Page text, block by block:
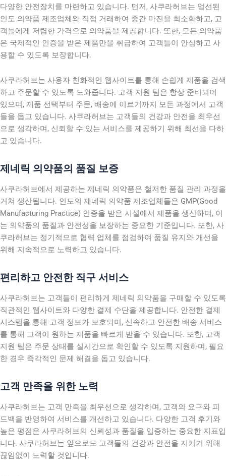
다양한 안전장치를 마련하고 있습니다. 먼저, 사쿠라허브는 엄선된
인도 의약품 제조업체와 직접 거래하여 중간 마진을 최소화하고, 고
객들에게 저렴한 가격으로 의약품을 제공합니다. 또한, 모든 의약품
은 국제적인 인증을 받은 제품만을 취급하여 고객들이 안심하고 사
용할 수 있도록 보장합니다.
사쿠라허브는 사용자 친화적인 웹사이트를 통해 손쉽게 제품을 검색
하고 주문할 수 있도록 도와줍니다. 고객 지원 팀은 항상 준비되어
있으며, 제품 선택부터 주문, 배송에 이르기까지 모든 과정에서 고객
들을 돕고 있습니다. 사쿠라허브는 고객들의 건강과 안전을 최우선
으로 생각하며, 신뢰할 수 있는 서비스를 제공하기 위해 최선을 다하
고 있습니다.
제네릭 의약품의 품질 보증
사쿠라허브에서 제공하는 제네릭 의약품은 철저한 품질 관리 과정을
거쳐 생산됩니다. 인도의 제네릭 의약품 제조업체들은 GMP(Good
Manufacturing Practice) 인증을 받은 시설에서 제품을 생산하며, 이
는 의약품의 품질과 안전성을 보장하는 중요한 기준입니다. 또한, 사
쿠라허브는 정기적으로 협력 업체를 점검하여 품질 유지와 개선을
위해 지속적으로 노력하고 있습니다.
편리하고 안전한 직구 서비스
사쿠라허브는 고객들이 편리하게 제네릭 의약품을 구매할 수 있도록
직관적인 웹사이트와 다양한 결제 수단을 제공합니다. 안전한 결제
시스템을 통해 고객 정보가 보호되며, 신속하고 안전한 배송 서비스
를 통해 고객이 원하는 제품을 빠르게 받을 수 있습니다. 또한, 고객
지원 팀은 주문 상태를 실시간으로 확인할 수 있도록 지원하며, 필요
한 경우 즉각적인 문제 해결을 돕고 있습니다.
고객 만족을 위한 노력
사쿠라허브는 고객 만족을 최우선으로 생각하며, 고객의 요구와 피
드백을 반영하여 서비스를 개선하고 있습니다. 다양한 고객 후기와
높은 평점은 사쿠라허브의 신뢰성과 품질을 입증하는 중요한 지표입
니다. 사쿠라허브는 앞으로도 고객들의 건강과 안전을 지키기 위해
끊임없이 노력할 것입니다.